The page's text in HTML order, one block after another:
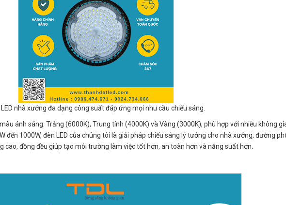
nhà xưởng đa dạng công suất đáp ứng mọi nhu cầu chiếu sáng.
ánh sáng: Trắng (6000K), Trung tính (4000K) và Vàng (3000K), phù hợp với nhiều không
đến 1000W, đèn LED của chúng tôi là giải pháp chiếu sáng lý tưởng cho nhà xưởng, đường
cao, đồng đều giúp tạo môi trường làm việc tốt hơn, an toàn hơn và năng suất hơn.